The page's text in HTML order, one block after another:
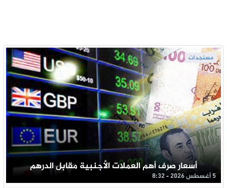
مستجدات
أسعار صرف أهم العملات الأجنبية مقابل الدرهم
5 أغسطس 2026 - 8:32